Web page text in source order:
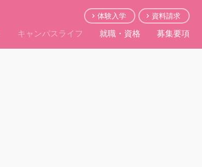
体験入学 資料請求
キャンパスライフ 就職・資格 募集要項